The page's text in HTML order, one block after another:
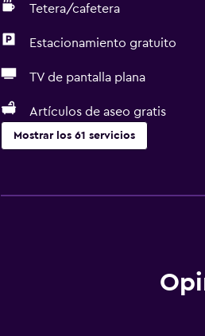
Tetera/cafetera
Estacionamiento gratuito
TV de pantalla plana
Artículos de aseo gratis
Mostrar los 61 servicios
Wifi gratis